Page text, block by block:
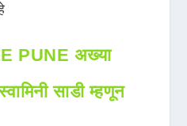
PUNE अख्या
साडी म्हणून